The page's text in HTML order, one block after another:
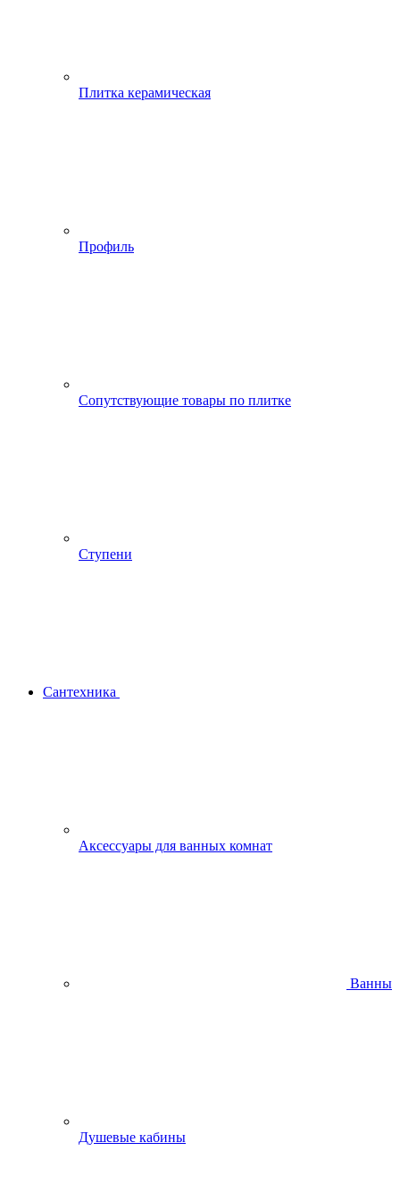
Плитка керамическая
Профиль
Сопутствующие товары по плитке
Ступени
Сантехника
Аксессуары для ванных комнат
Ванны
Душевые кабины